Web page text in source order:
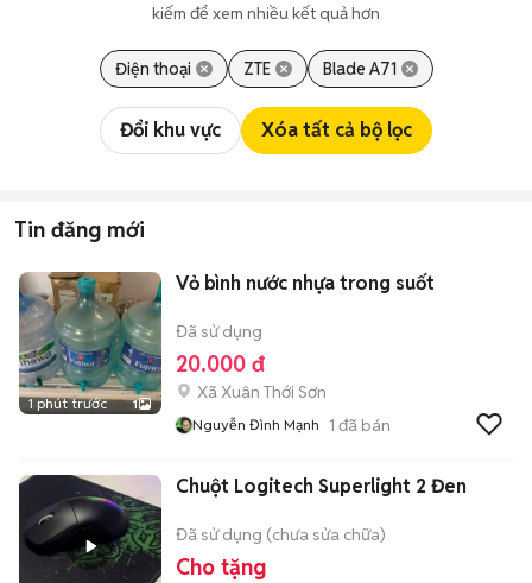
kiếm để xem nhiều kết quả hơn
Điện thoại ZTE Blade A71
Đổi khu vực Xóa tất cả bộ lọc
Tin đăng mới
1 phút trước 1
Vỏ bình nước nhựa trong suốt
Đã sử dụng
20.000 đ
Xã Xuân Thới Sơn
Nguyễn Đình Mạnh 1 đã bán
Chuột Logitech Superlight 2 Đen
Đã sử dụng (chưa sửa chữa)
Cho tặng